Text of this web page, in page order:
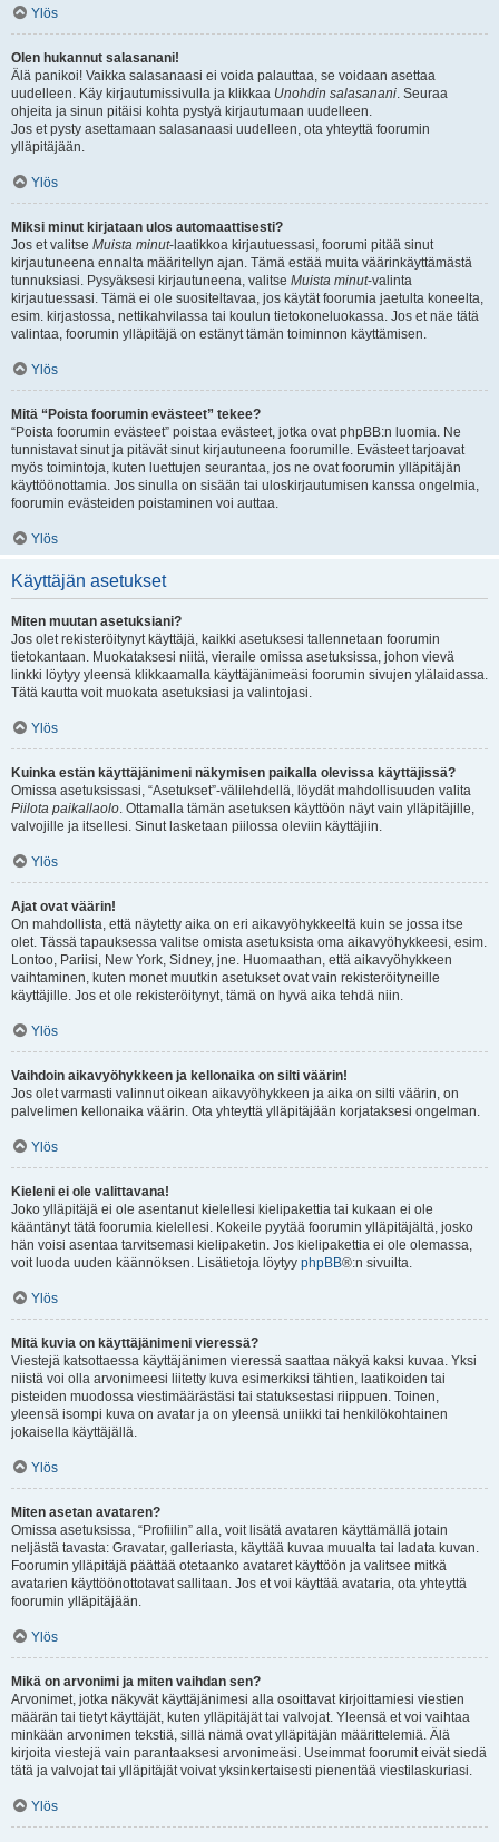
Ylös
Olen hukannut salasanani!
Älä panikoi! Vaikka salasanaasi ei voida palauttaa, se voidaan asettaa
uudelleen. Käy kirjautumissivulla ja klikkaa Unohdin salasanani. Seuraa
ohjeita ja sinun pitäisi kohta pystyä kirjautumaan uudelleen.
Jos et pysty asettamaan salasanaasi uudelleen, ota yhteyttä foorumin
ylläpitäjään.
Ylös
Miksi minut kirjataan ulos automaattisesti?
Jos et valitse Muista minut-laatikkoa kirjautuessasi, foorumi pitää sinut
kirjautuneena ennalta määritellyn ajan. Tämä estää muita väärinkäyttämästä
tunnuksiasi. Pysyäksesi kirjautuneena, valitse Muista minut-valinta
kirjautuessasi. Tämä ei ole suositeltavaa, jos käytät foorumia jaetulta koneelta,
esim. kirjastossa, nettikahvilassa tai koulun tietokoneluokassa. Jos et näe tätä
valintaa, foorumin ylläpitäjä on estänyt tämän toiminnon käyttämisen.
Ylös
Mitä “Poista foorumin evästeet” tekee?
“Poista foorumin evästeet” poistaa evästeet, jotka ovat phpBB:n luomia. Ne
tunnistavat sinut ja pitävät sinut kirjautuneena foorumille. Evästeet tarjoavat
myös toimintoja, kuten luettujen seurantaa, jos ne ovat foorumin ylläpitäjän
käyttöönottamia. Jos sinulla on sisään tai uloskirjautumisen kanssa ongelmia,
foorumin evästeiden poistaminen voi auttaa.
Ylös
Käyttäjän asetukset
Miten muutan asetuksiani?
Jos olet rekisteröitynyt käyttäjä, kaikki asetuksesi tallennetaan foorumin
tietokantaan. Muokataksesi niitä, vieraile omissa asetuksissa, johon vievä
linkki löytyy yleensä klikkaamalla käyttäjänimeäsi foorumin sivujen ylälaidassa.
Tätä kautta voit muokata asetuksiasi ja valintojasi.
Ylös
Kuinka estän käyttäjänimeni näkymisen paikalla olevissa käyttäjissä?
Omissa asetuksissasi, “Asetukset”-välilehdellä, löydät mahdollisuuden valita
Piilota paikallaolo. Ottamalla tämän asetuksen käyttöön näyt vain ylläpitäjille,
valvojille ja itsellesi. Sinut lasketaan piilossa oleviin käyttäjiin.
Ylös
Ajat ovat väärin!
On mahdollista, että näytetty aika on eri aikavyöhykkeeltä kuin se jossa itse
olet. Tässä tapauksessa valitse omista asetuksista oma aikavyöhykkeesi, esim.
Lontoo, Pariisi, New York, Sidney, jne. Huomaathan, että aikavyöhykkeen
vaihtaminen, kuten monet muutkin asetukset ovat vain rekisteröityneille
käyttäjille. Jos et ole rekisteröitynyt, tämä on hyvä aika tehdä niin.
Ylös
Vaihdoin aikavyöhykkeen ja kellonaika on silti väärin!
Jos olet varmasti valinnut oikean aikavyöhykkeen ja aika on silti väärin, on
palvelimen kellonaika väärin. Ota yhteyttä ylläpitäjään korjataksesi ongelman.
Ylös
Kieleni ei ole valittavana!
Joko ylläpitäjä ei ole asentanut kielellesi kielipakettia tai kukaan ei ole
kääntänyt tätä foorumia kielellesi. Kokeile pyytää foorumin ylläpitäjältä, josko
hän voisi asentaa tarvitsemasi kielipaketin. Jos kielipakettia ei ole olemassa,
voit luoda uuden käännöksen. Lisätietoja löytyy phpBB®:n sivuilta.
Ylös
Mitä kuvia on käyttäjänimeni vieressä?
Viestejä katsottaessa käyttäjänimen vieressä saattaa näkyä kaksi kuvaa. Yksi
niistä voi olla arvonimeesi liitetty kuva esimerkiksi tähtien, laatikoiden tai
pisteiden muodossa viestimäärästäsi tai statuksestasi riippuen. Toinen,
yleensä isompi kuva on avatar ja on yleensä uniikki tai henkilökohtainen
jokaisella käyttäjällä.
Ylös
Miten asetan avataren?
Omissa asetuksissa, “Profiilin” alla, voit lisätä avataren käyttämällä jotain
neljästä tavasta: Gravatar, galleriasta, käyttää kuvaa muualta tai ladata kuvan.
Foorumin ylläpitäjä päättää otetaanko avataret käyttöön ja valitsee mitkä
avatarien käyttöönottotavat sallitaan. Jos et voi käyttää avataria, ota yhteyttä
foorumin ylläpitäjään.
Ylös
Mikä on arvonimi ja miten vaihdan sen?
Arvonimet, jotka näkyvät käyttäjänimesi alla osoittavat kirjoittamiesi viestien
määrän tai tietyt käyttäjät, kuten ylläpitäjät tai valvojat. Yleensä et voi vaihtaa
minkään arvonimen tekstiä, sillä nämä ovat ylläpitäjän määrittelemiä. Älä
kirjoita viestejä vain parantaaksesi arvonimeäsi. Useimmat foorumit eivät siedä
tätä ja valvojat tai ylläpitäjät voivat yksinkertaisesti pienentää viestilaskuriasi.
Ylös